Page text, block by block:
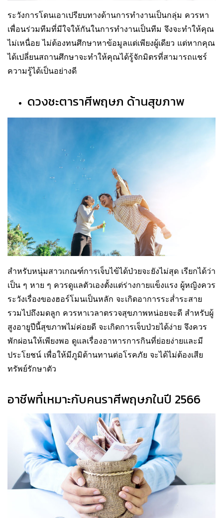
ระวังการโดนเอาเปรียบทางด้านการทำงานเป็นกลุ่ม ควรหา
เพื่อนร่วมทีมที่มีใจให้กันในการทำงานเป็นทีม จึงจะทำให้คุณ
ไม่เหนื่อย ไม่ต้องทนศึกษาหาข้อมูลแต่เพียงผู้เดียว แต่หากคุณ
ได้เปลี่ยนสถานศึกษาจะทำให้คุณได้รู้จักมิตรที่สามารถแชร์
ความรู้ได้เป็นอย่างดี
ดวงชะตาราศีพฤษภ ด้านสุขภาพ
สำหรับหนุ่มสาวเกณฑ์การเจ็บไข้ได้ป่วยจะยังไม่สุด เรียกได้ว่า
เป็น ๆ หาย ๆ ควรดูแลตัวเองตั้งแต่ร่างกายแข็งแรง ผู้หญิงควร
ระวังเรื่องของฮอร์โมนเป็นหลัก จะเกิดอาการระส่ำระสาย
รวมไปถึงมดลูก ควรหาเวลาตรวจสุขภาพหน่อยจะดี สำหรับผู้
สูงอายูปีนี้สุขภาพไม่ค่อยดี จะเกิดการเจ็บป่วยได้ง่าย จึงควร
พักผ่อนให้เพียงพอ ดูแลเรื่องอาหารการกินที่ย่อยง่ายและมี
ประโยชน์ เพื่อให้มีภูมิต้านทานต่อโรคภัย จะได้ไม่ต้องเสีย
ทรัพย์รักษาตัว
อาชีพที่เหมาะกับคนราศีพฤษภในปี 2566